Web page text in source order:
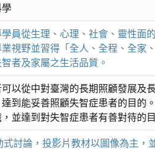
學
員從生理、心理、社會、靈性面
視野並習得「全人、全程、全家
者及家屬之生活品質。
以從中對臺灣的長期照顧發展及
到能妥善照顧失智症患者的目的
並達到對失智症患者有善對待的
式討論，投影片教材以圖像為主，